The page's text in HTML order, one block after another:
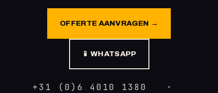
OFFERTE AANVRAGEN →
📱 WHATSAPP
+31 (0)6 4010 1380 ·